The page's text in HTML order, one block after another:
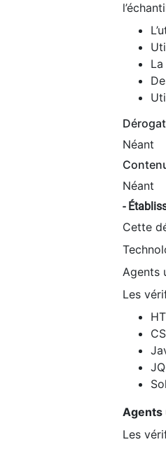
Néant
Néant
-
Cette
Agents
Les
Agents
Les